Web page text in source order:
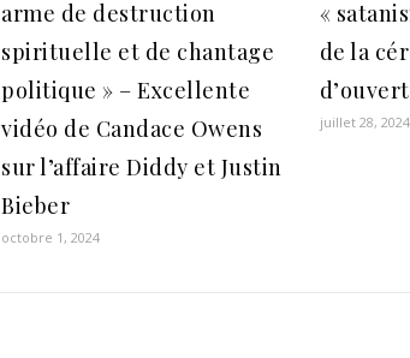
arme de destruction
spirituelle et de chantage
politique » – Excellente
vidéo de Candace Owens
sur l’affaire Diddy et Justin
Bieber
octobre 1, 2024
«
de la
juillet 28, 2024